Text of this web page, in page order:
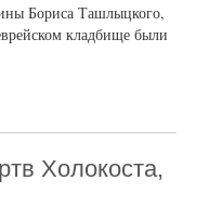
Бориса Ташлыцкого,
кладбище были
Холокоста,